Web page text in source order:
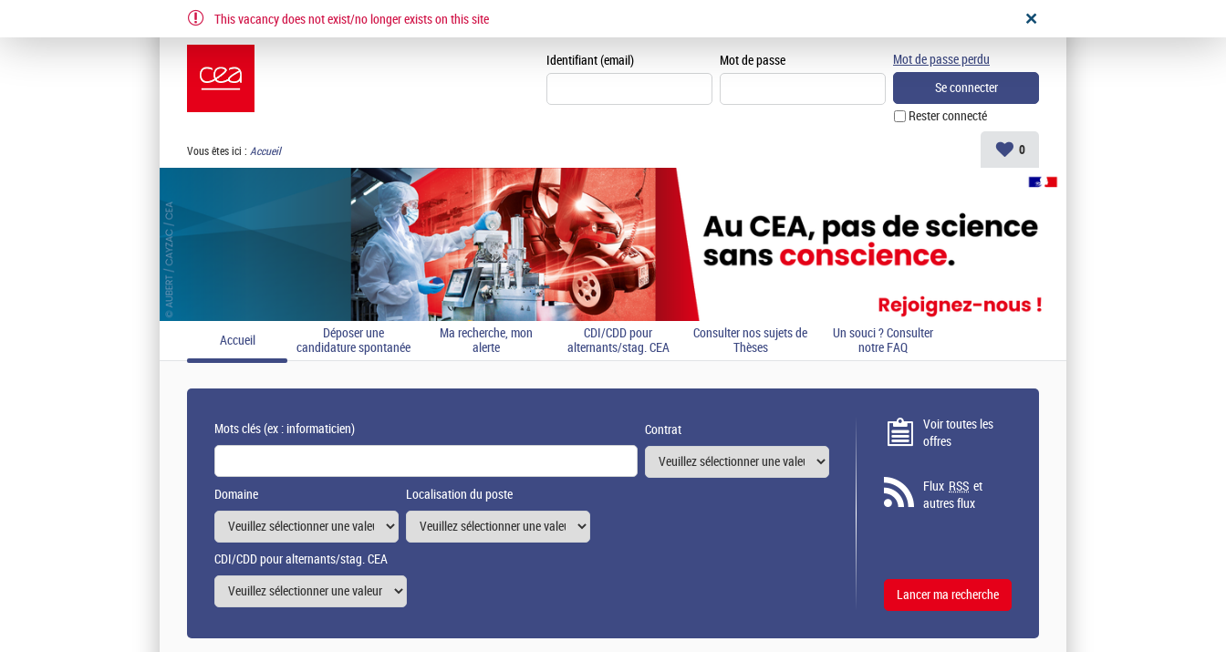
EN FR
Identifiant (email) Mot de passe
Rester connecté
Mot de passe perdu
Vous êtes ici : Accueil 0
Accueil
Déposer une
candidature spontanée
Ma recherche, mon
alerte
CDI/CDD pour
alternants/stag. CEA
Consulter nos sujets de
Thèses
Un souci ? Consulter
notre FAQ
Mots clés(ex : informaticien) Contrat
Domaine Localisation du poste
CDI/CDD pour alternants/stag. CEA
Voir toutes les
offres
Flux RSS et
autres flux
This vacancy does not exist/no longer exists on this site